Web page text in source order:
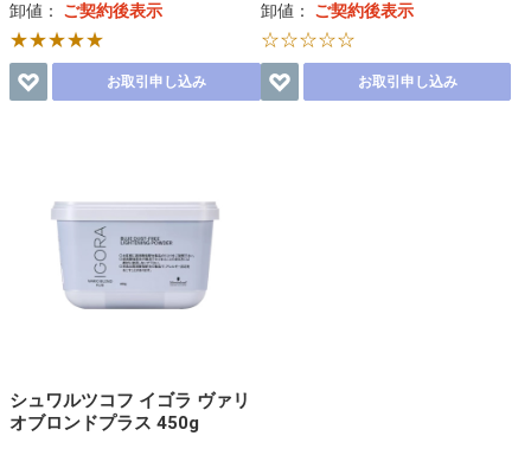
卸値： ご契約後表示
★★★★★
お取引申し込み
卸値： ご契約後表示
☆☆☆☆☆
お取引申し込み
シュワルツコフ イゴラ ヴァリ
オブロンドプラス 450g